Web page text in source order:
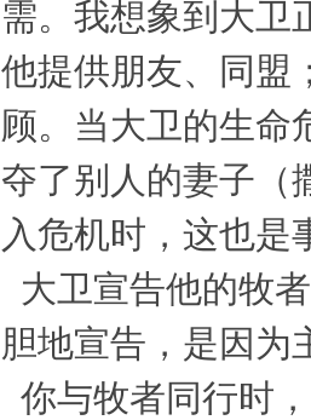
需。我想象到大卫
他提供朋友、同盟
顾。当大卫的生命
夺了别人的妻子（
入危机时，这也是
大卫宣告他的牧
胆地宣告，是因为
你与牧者同行时